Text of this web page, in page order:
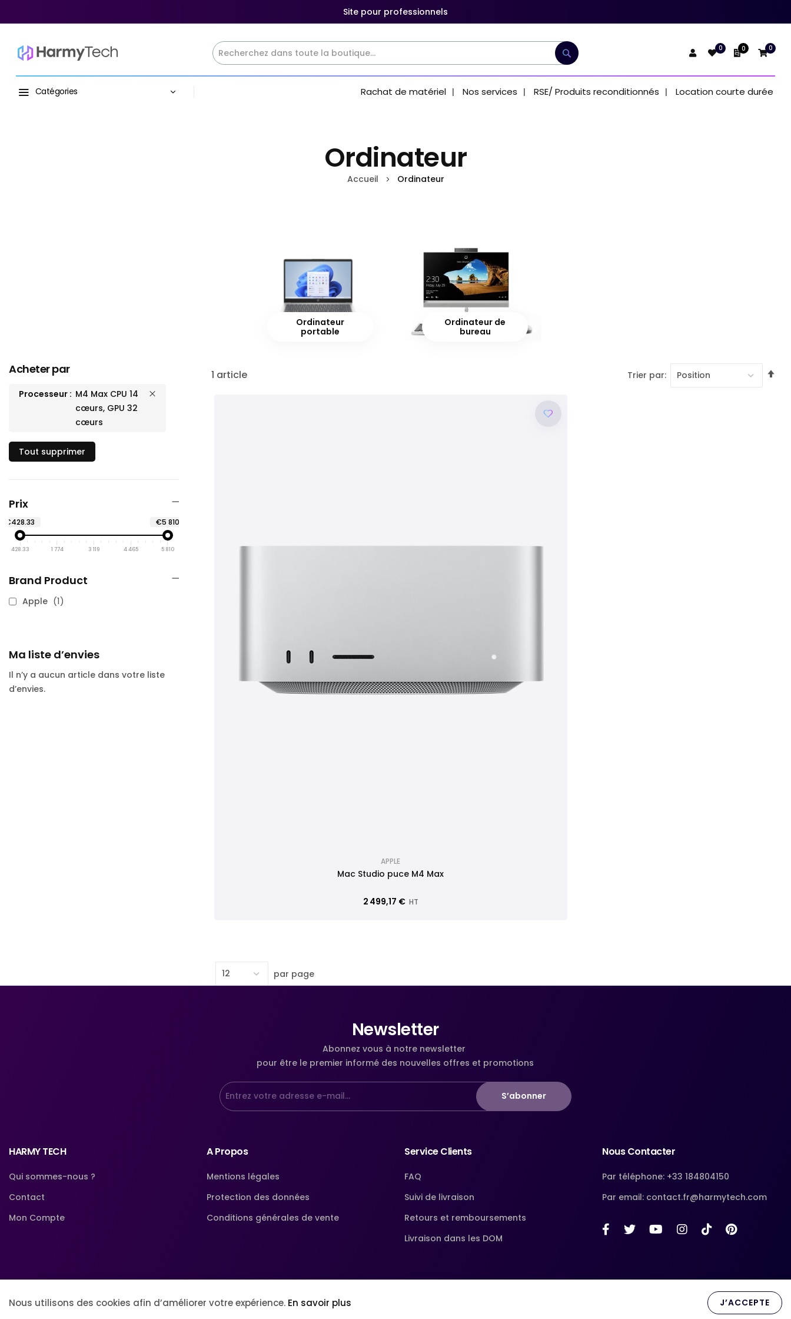
Nous utilisons des cookies afin d’améliorer votre expérience. En savoir plus J’ACCEPTE
Site pour professionnels
Rechercher
0 Mon devis
0 0
Catégories Rachat de matériel Nos services RSE/ Produits reconditionnés Location courte durée
Ordinateur
Accueil Ordinateur
Ordinateur
portable
Ordinateur de
bureau
1 article Trier par
APPLE
Mac Studio puce M4 Max
2 499,17 € HT
par page
Acheter par
Processeur
M4 Max CPU 14
cœurs, GPU 32
cœurs
Tout supprimer
Prix
€428.33 €5 810
428.33 1 774 3 119 4 465 5 810
Brand Product
Apple 1article
Ma liste d’envies
Il n’y a aucun article dans votre liste
d’envies.
Newsletter
Abonnez vous à notre newsletter
pour être le premier informé des nouvelles offres et promotions
S’abonner
HARMY TECH
Qui sommes-nous ?
Contact
Mon Compte
A Propos
Mentions légales
Protection des données
Conditions générales de vente
Service Clients
FAQ
Suivi de livraison
Retours et remboursements
Livraison dans les DOM
Nous Contacter
Par téléphone: +33 184804150
Par email: contact.fr@harmytech.com
© Harmytech Store. All Rights Reserved